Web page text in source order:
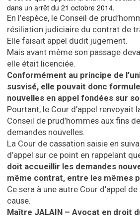
dans un arrêt du 21 octobre 2014.
En l’espèce, le Conseil de
résiliation judiciaire du contrat de
Elle faisait appel dudit jugement.
Mais avant même son passage
elle était licenciée.
Conformément au principe de
susvisé, elle pouvait donc
nouvelles en appel fondées sur
Pourtant, le Cour d’appel renvoyait
Conseil de prud’hommes aux fins
demandes nouvelles.
La Cour de cassation saisie en
d’appel sur ce point en rappelant
doit accueillir les demandes
même contrat, entre les mêmes
Ce sera à une autre Cour d’appel
cause.
Maître JALAIN – Avocat en droit